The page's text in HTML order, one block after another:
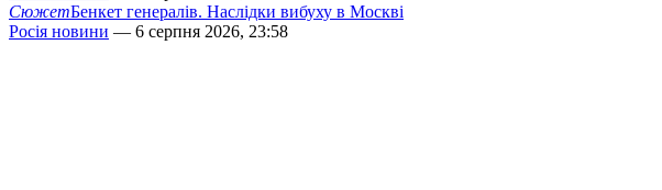
СюжетБенкет генералів. Наслідки вибуху в Москві
Росія новини — 6 серпня 2026, 23:58